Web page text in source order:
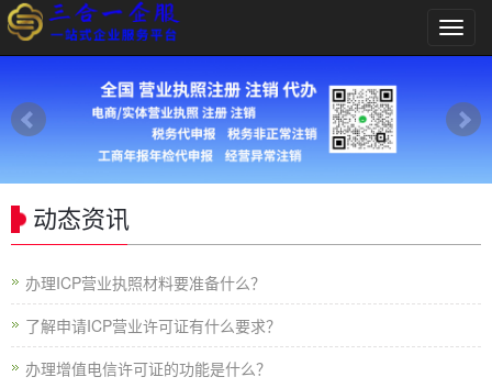
导
航
动态资讯
办理ICP营业执照材料要准备什么？
了解申请ICP营业许可证有什么要求？
办理增值电信许可证的功能是什么？